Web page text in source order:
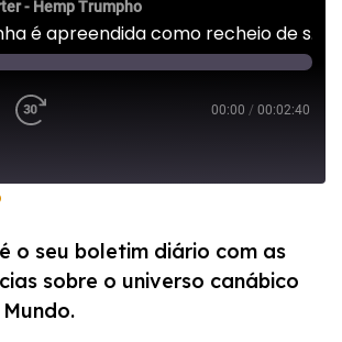
- Hemp Trumpho
Maconha é apreendida como recheio de sanduíche para detento em São Paulo
00:00 / 00:02:40
o seu boletim diário com as
sobre o universo canábico